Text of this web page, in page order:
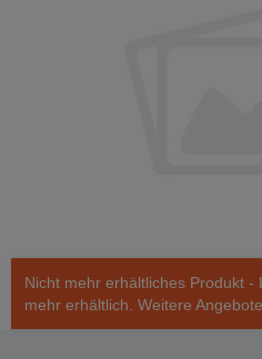
Nicht mehr erhältliches Produkt
mehr erhältlich. Weitere